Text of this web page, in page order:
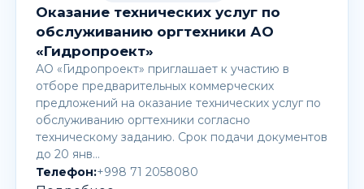
Оказание технических услуг по
обслуживанию оргтехники АО
«Гидропроект»
АО «Гидропроект» приглашает к участию в
отборе предварительных коммерческих
предложений на оказание технических услуг по
обслуживанию оргтехники согласно
техническому заданию. Срок подачи документов
до 20 янв…
Телефон:+998 71 2058080